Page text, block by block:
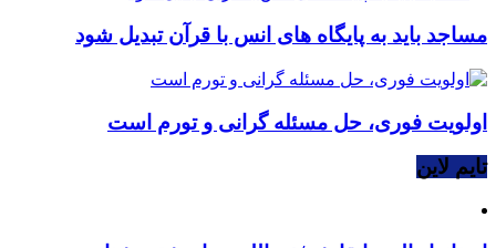
مساجد باید به پایگاه های انس با قرآن تبدیل شود
اولویت فوری، حل مسئله گرانی و تورم است
تایم لاین